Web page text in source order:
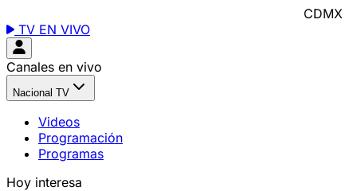
CDMX
TV EN VIVO
Canales en vivo
Nacional TV
Videos
Programación
Programas
Hoy interesa